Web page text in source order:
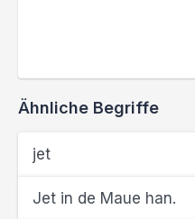
Ähnliche Begriffe
jet
Jet in de Maue han.